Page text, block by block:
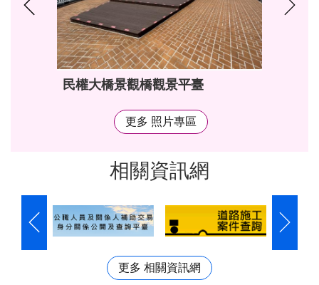
民權大橋景觀橋觀景平臺
更多 照片專區
相關資訊網
更多 相關資訊網